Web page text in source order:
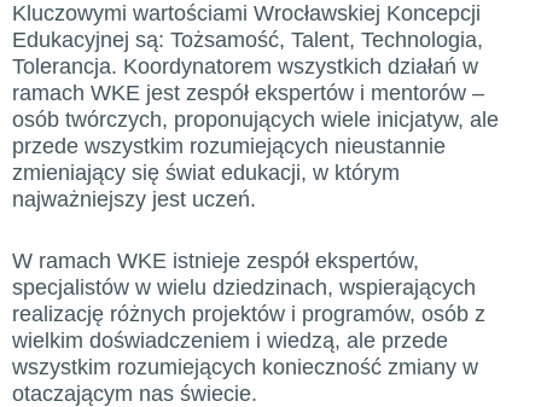
Kluczowymi wartościami Wrocławskiej Koncepcji
Edukacyjnej są: Tożsamość, Talent, Technologia,
Tolerancja. Koordynatorem wszystkich działań w
ramach WKE jest zespół ekspertów i mentorów –
osób twórczych, proponujących wiele inicjatyw, ale
przede wszystkim rozumiejących nieustannie
zmieniający się świat edukacji, w którym
najważniejszy jest uczeń.
W ramach WKE istnieje zespół ekspertów,
specjalistów w wielu dziedzinach, wspierających
realizację różnych projektów i programów, osób z
wielkim doświadczeniem i wiedzą, ale przede
wszystkim rozumiejących konieczność zmiany w
otaczającym nas świecie.